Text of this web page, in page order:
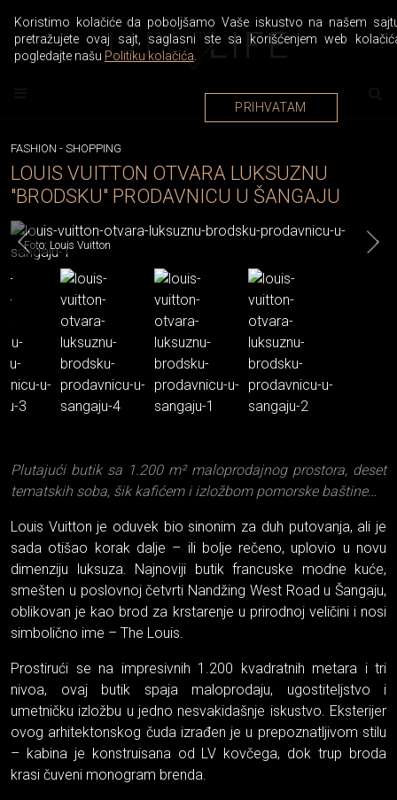
FASHION - SHOPPING
LOUIS VUITTON OTVARA LUKSUZNU
"BRODSKU" PRODAVNICU U ŠANGAJU
Foto: Louis Vuitton
Plutajući butik sa 1.200 m² maloprodajnog prostora, deset
tematskih soba, šik kafićem i izložbom pomorske baštine…
Louis Vuitton je oduvek bio sinonim za duh putovanja, ali je
sada otišao korak dalje – ili bolje rečeno, uplovio u novu
dimenziju luksuza. Najnoviji butik francuske modne kuće,
smešten u poslovnoj četvrti Nandžing West Road u Šangaju,
oblikovan je kao brod za krstarenje u prirodnoj veličini i nosi
simbolično ime – The Louis.
Prostirući se na impresivnih 1.200 kvadratnih metara i tri
nivoa, ovaj butik spaja maloprodaju, ugostiteljstvo i
umetničku izložbu u jedno nesvakidašnje iskustvo. Eksterijer
ovog arhitektonskog čuda izrađen je u prepoznatljivom stilu
– kabina je konstruisana od LV kovčega, dok trup broda
krasi čuveni monogram brenda.
Koristimo kolačiće da poboljšamo Vaše iskustvo na našem
pretražujete ovaj sajt, saglasni ste sa korišćenjem web
pogledajte našu Politiku kolačića
PRIHVATAM